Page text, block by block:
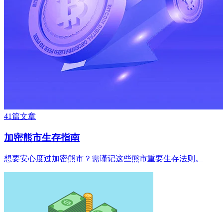
41篇文章
加密熊市生存指南
想要安心度过加密熊市？需谨记这些熊市重要生存法则。